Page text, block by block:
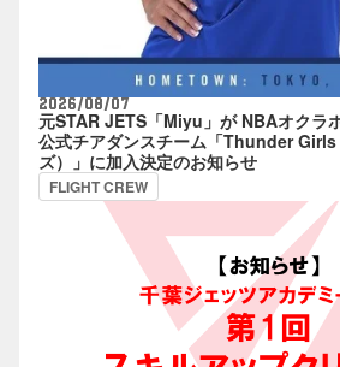
2026/08/07
元STAR JETS「Miyu」が NBAオクラ
公式チアダンスチーム「Thunder Girls
ズ）」に加入決定のお知らせ
FLIGHT CREW